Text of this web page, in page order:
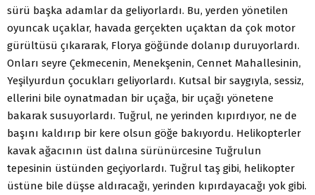
sürü başka adamlar da geliyorlardı. Bu, yerden yönetilen
oyuncak uçaklar, havada gerçekten uçaktan da çok motor
gürültüsü çıkararak, Florya göğünde dolanıp duruyorlardı.
Onları seyre Çekmecenin, Menekşenin, Cennet Mahallesinin,
Yeşilyurdun çocukları geliyorlardı. Kutsal bir saygıyla, sessiz,
ellerini bile oynatmadan bir uçağa, bir uçağı yönetene
bakarak susuyorlardı. Tuğrul, ne yerinden kıpırdıyor, ne de
başını kaldırıp bir kere olsun göğe bakıyordu. Helikopterler
kavak ağacının üst dalına sürünürcesine Tuğrulun
tepesinin üstünden geçiyorlardı. Tuğrul taş gibi, helikopter
üstüne bile düşse aldıracağı, yerinden kıpırdayacağı yok gibi.